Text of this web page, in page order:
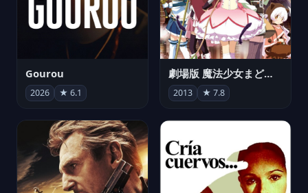
Gourou
2026 ★ 6.1
劇場版 魔法少女まどか☆マギカ[新編]叛逆の物語
2013 ★ 7.8